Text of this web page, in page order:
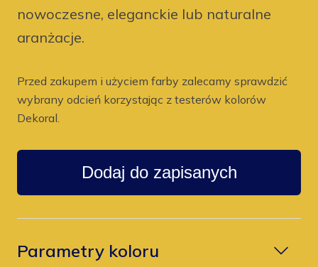
nowoczesne, eleganckie lub naturalne
aranżacje.
Przed zakupem i użyciem farby zalecamy sprawdzić
wybrany odcień korzystając z testerów kolorów
Dekoral.
Dodaj do zapisanych
Parametry koloru